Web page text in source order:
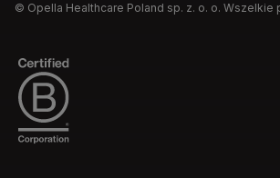
© Opella Healthcare Poland sp. z. o. o. Wszelkie